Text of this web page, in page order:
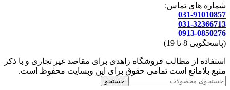
شماره های تماس:
031-91010857
031-32366713
0913-0850276
(پاسخگویی 8 تا 19)
استفاده از مطالب فروشگاه زاهدی برای مقاصد غیر تجاری و با ذکر
منبع بلامانع است تمامی حقوق برای این وبسایت محفوظ است.
جستجو